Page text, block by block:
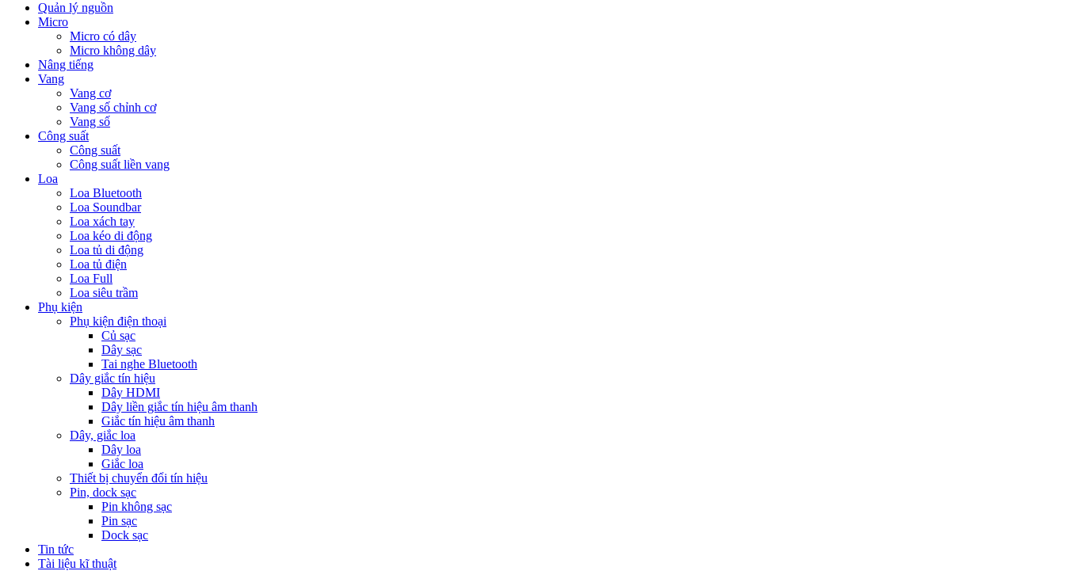
Quản lý nguồn
Micro
Micro có dây
Micro không dây
Nâng tiếng
Vang
Vang cơ
Vang số chỉnh cơ
Vang số
Công suất
Công suất
Công suất liền vang
Loa
Loa Bluetooth
Loa Soundbar
Loa xách tay
Loa kéo di động
Loa tủ di động
Loa tủ điện
Loa Full
Loa siêu trầm
Phụ kiện
Phụ kiện điện thoại
Củ sạc
Dây sạc
Tai nghe Bluetooth
Dây giắc tín hiệu
Dây HDMI
Dây liền giắc tín hiệu âm thanh
Giắc tín hiệu âm thanh
Dây, giắc loa
Dây loa
Giắc loa
Thiết bị chuyển đổi tín hiệu
Pin, dock sạc
Pin không sạc
Pin sạc
Dock sạc
Tin tức
Tài liệu kĩ thuật